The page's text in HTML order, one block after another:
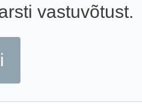
vastuvõtust.